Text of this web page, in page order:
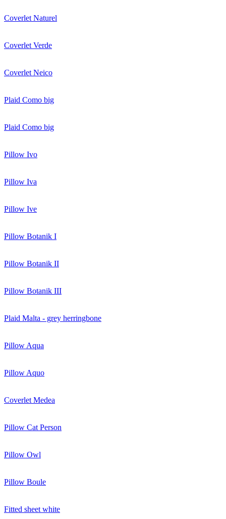
Coverlet Naturel
Coverlet Verde
Coverlet Neico
Plaid Como big
Plaid Como big
Pillow Ivo
Pillow Iva
Pillow Ive
Pillow Botanik I
Pillow Botanik II
Pillow Botanik III
Plaid Malta - grey herringbone
Pillow Aqua
Pillow Aquo
Coverlet Medea
Pillow Cat Person
Pillow Owl
Pillow Boule
Fitted sheet white